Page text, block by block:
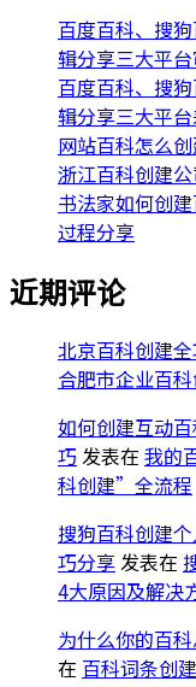
百度百科、搜
辑分享三大平
百度百科、搜
辑分享三大平
网站百科怎么
浙江百科创建
书法家如何创
过程分享
近期评论
北京百科创建
合肥市企业百
如何创建互动
巧 发表在 我的
科创建”全流程
搜狗百科创建
巧分享 发表在
4大原因及解决
为什么你的百
在 百科词条创